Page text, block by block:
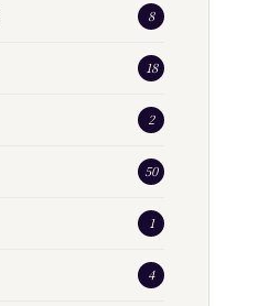
8
18
2
50
1
4